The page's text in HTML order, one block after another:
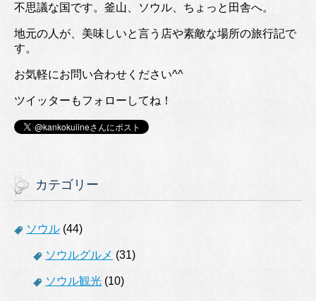
不思議な国です。釜山、ソウル、ちょっと田舎へ。
地元の人が、美味しいと言う店や素敵な場所の旅行記で
す。
お気軽にお問い合わせください^^
ツイッターもフォローしてね！
カテゴリー
ソウル (44)
ソウルグルメ (31)
ソウル観光 (10)